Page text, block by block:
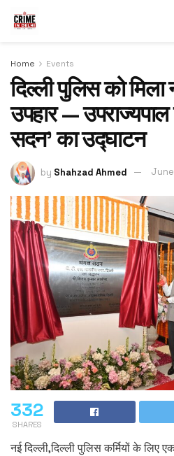
Home Events
दिल्ली पुलिस को मिला
उपहार —
सदन’ का उद्घाटन
by Shahzad Ahmed
332
SHARES
नई दिल्ली,दिल्ली पुलिस कर्मियों के लिए